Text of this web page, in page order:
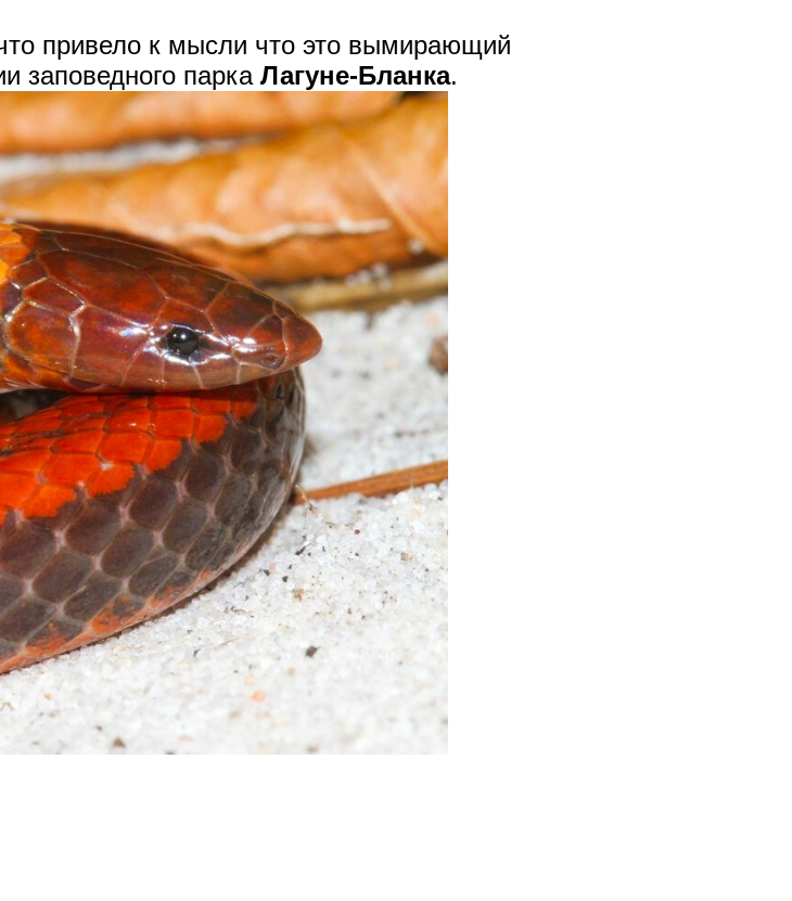
привело к мысли что это вымирающий
заповедного парка Лагуне-Бланка.